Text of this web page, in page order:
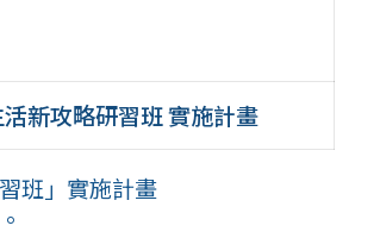
新攻略研習班 實施計畫
班」實施計畫